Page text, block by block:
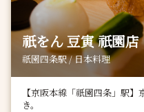
祇をん 豆寅 祇園店
祇園四条駅 / 日本料理
【京阪本線「祇園四条」駅
き。